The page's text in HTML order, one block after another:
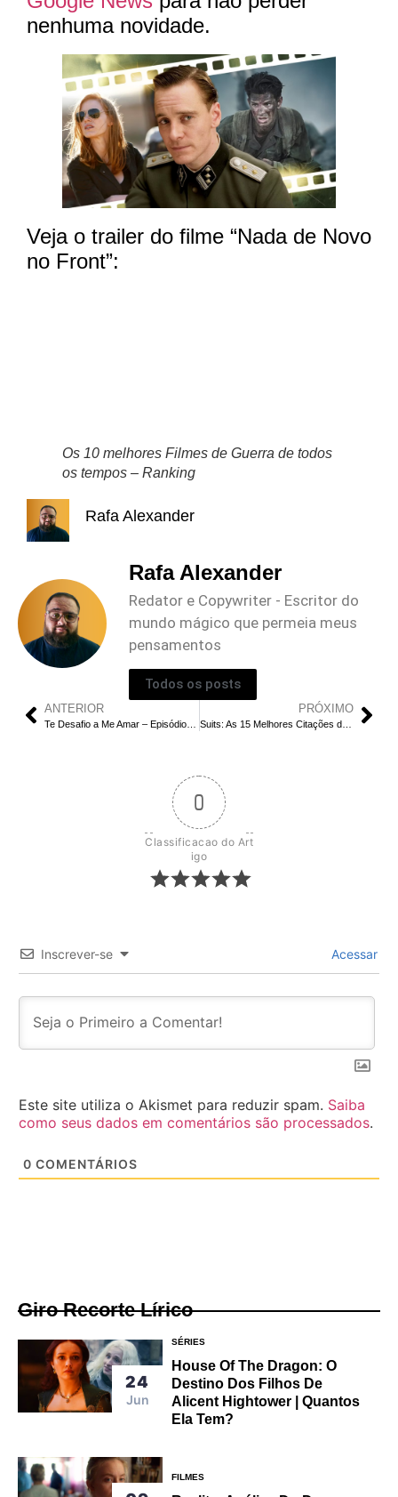
nenhuma novidade.
Veja o trailer do filme “Nada de Novo
no Front”:
Os 10 melhores Filmes de Guerra de todos
os tempos – Ranking
Rafa Alexander
Rafa Alexander
Redator e Copywriter - Escritor do
mundo mágico que permeia meus
pensamentos
Todos os posts
ANTERIOR PRÓXIMO
Suits: As 15 Melhores Citações de Harvey Specter, ranking
0
Classificacao do Art
igo
Inscrever-se Acessar
Este site utiliza o Akismet para reduzir spam. Saiba
como seus dados em comentários são processados.
0 COMENTÁRIOS
Giro Recorte Lírico
24
Jun
SÉRIES
House Of The Dragon: O
Destino Dos Filhos De
Alicent Hightower | Quantos
Ela Tem?
FILMES